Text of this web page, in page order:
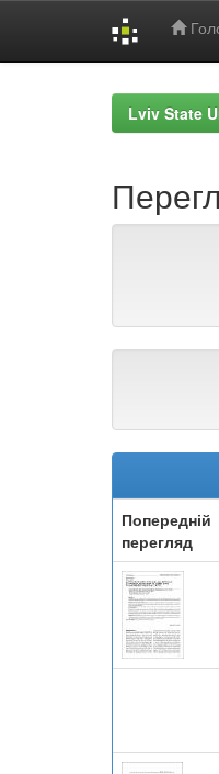
Lviv State
Попередній
перегляд